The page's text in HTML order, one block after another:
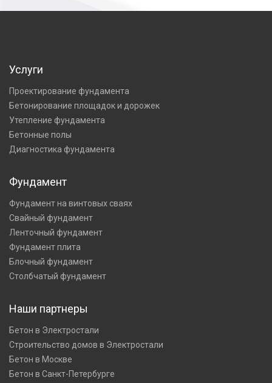
Услуги
Проектирование фундамента
Бетонирование площадок и дорожек
Утепление фундамента
Бетонные полы
Диагностика фундамента
Фундамент
Фундамент на винтовых сваях
Свайный фундамент
Ленточный фундамент
Фундамент плита
Блочный фундамент
Столбчатый фундамент
Наши партнеры
Бетон в Электростали
Строительство домов в Электростали
Бетон в Москве
Бетон в Санкт-Петербурге